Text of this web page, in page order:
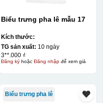
Biểu trưng pha lê mẫu 17
Kích thước:
TG sản xuất: 10 ngày
3**.000 ₫
Đăng kýhoặc Đăng nhậpđể xem giá
Biểu trưng pha lê